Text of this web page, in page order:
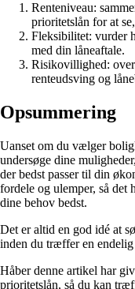
Renteniveau:
prioritetslån for at
Fleksibilitet: vurder
med din låneaftale.
Risikovillighed:
renteudsving og
Opsummering
Uanset om du vælger
undersøge dine
der bedst passer til din
fordele og ulemper, så det
dine behov bedst.
Det er altid en god idé at
inden du træffer en
Håber denne artikel har
prioritetslån, så du kan